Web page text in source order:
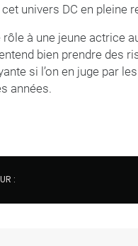
univers DC en pleine
à une jeune actrice
bien prendre des
si l’on en juge par
années.
: